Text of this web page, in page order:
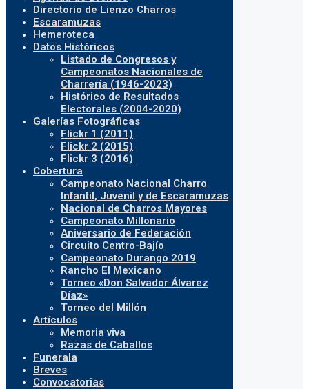
Directorio de Lienzo Charros
Escaramuzas
Hemeroteca
Datos Históricos
Listado de Congresos y
Campeonatos Nacionales de
Charrería (1946-2023)
Histórico de Resultados
Electorales (2004-2020)
Galerías Fotográficas
Flickr 1 (2011)
Flickr 2 (2015)
Flickr 3 (2016)
Cobertura
Campeonato Nacional Charro
Infantil, Juvenil y de Escaramuzas
Nacional de Charros Mayores
Campeonato Millonario
Aniversario de Federación
Circuito Centro-Bajío
Campeonato Durango 2019
Rancho El Mexicano
Torneo «Don Salvador Álvarez
Díaz»
Torneo del Millón
Artículos
Memoria viva
Razas de Caballos
Funerala
Breves
Convocatorias